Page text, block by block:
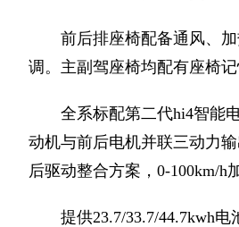
前后排座椅配备通风、
调。主副驾座椅均配有座椅
全系标配第二代hi4智能
动机与前后电机并联三动力
后驱动整合方案，0-100km/h
提供23.7/33.7/44.7kwh